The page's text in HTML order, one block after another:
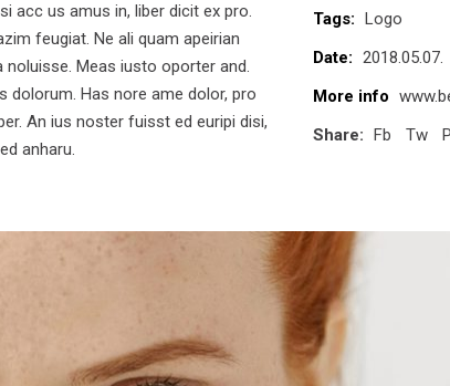
acc us amus in, liber dicit ex pro.
feugiat. Ne ali quam apeirian
noluisse. Meas iusto oporter and.
dolorum. Has nore ame dolor, pro
An ius noster fuisst ed euripi disi,
anharu.
Tags: Logo
Date: 2018.05.07.
More info
Share: Fb Tw